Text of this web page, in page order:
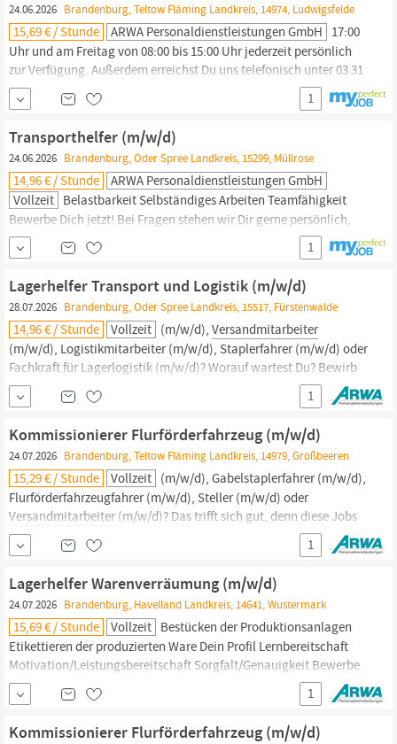
24.06.2026 Brandenburg, Teltow Fläming Landkreis, 14974, Ludwigsfelde
15,69 € / Stunde ARWA Personaldienstleistungen GmbH 17:00
Uhr und am Freitag von 08:00 bis 15:00 Uhr jederzeit persönlich
zur Verfügung. Außerdem erreichst Du uns telefonisch unter 03 31
/ 7 04 84 - 0 oder per E-Mail an potsdam, Lagerlogistiker (m/w/d),
Logistikfachkraft (m/w/d), Kommissionierer (m/w/d),
(m/w/d), Staplerfahrer (m/w/d) oder Lagerist
(m/w/d) Warte nicht länger und...
1
Transporthelfer (m/w/d)
24.06.2026 Brandenburg, Oder Spree Landkreis, 15299, Müllrose
14,96 € / Stunde
ARWA Personaldienstleistungen GmbH
Vollzeit Belastbarkeit Selbständiges Arbeiten Teamfähigkeit
Bewerbe Dich jetzt! Bei Fragen stehen wir Dir gerne persönlich,
telefonisch unter 0 33 61 / 3 77 87 - 0 oder per E-Mail an
fuerstenwalde, Fachlagerist (m/w/d), Kommissionierer (m/w/d),
(m/w/d),
Fuhrparkhelfer (m/w/d) oder Logistikassistent (m/w/d)
1
Lagerhelfer Transport und Logistik (m/w/d)
28.07.2026 Brandenburg, Oder Spree Landkreis, 15517, Fürstenwalde
14,96 € / Stunde Vollzeit (m/w/d), Versandmitarbeiter
(m/w/d), Logistikmitarbeiter (m/w/d), Staplerfahrer (m/w/d) oder
Fachkraft für Lagerlogistik (m/w/d)? Worauf wartest Du? Bewirb
Dich jetzt gleich online auf dieses Stellenangebot! Mit Deiner
Bewerbung erklärst Du Dich mit den Datenschutzrichtlinien der
Firma ARWA Personaldienstleistungen GmbH einverstanden.
1
Kommissionierer Flurförderfahrzeug (m/w/d)
24.07.2026 Brandenburg, Teltow Fläming Landkreis, 14979, Großbeeren
15,29 € / Stunde Vollzeit (m/w/d), Gabelstaplerfahrer (m/w/d),
Flurförderfahrzeugfahrer (m/w/d), Steller (m/w/d) oder
Versandmitarbeiter (m/w/d)? Das trifft sich gut, denn diese Jobs
sind ab sofort für Dich verfügbar! Mit Deiner Bewerbung erklärst
Du Dich mit den Datenschutzrichtlinien der Firma ARWA
Personaldienstleistungen GmbH einverstanden
1
Lagerhelfer Warenverräumung (m/w/d)
24.07.2026 Brandenburg, Havelland Landkreis, 14641, Wustermark
15,69 € / Stunde Vollzeit Bestücken der Produktionsanlagen
Etikettieren der produzierten Ware Dein Profil Lernbereitschaft
Motivation/Leistungsbereitschaft Sorgfalt/Genauigkeit Bewerbe
Dich jetzt! Bei Fragen stehen wir Dir gerne persönlich, telefonisch
unter 03 31 / 7 04 84 - 0 oder per E-Mail an potsdam, Fachlagerist
Versandmitarbeiter
1
Kommissionierer Flurförderfahrzeug (m/w/d)